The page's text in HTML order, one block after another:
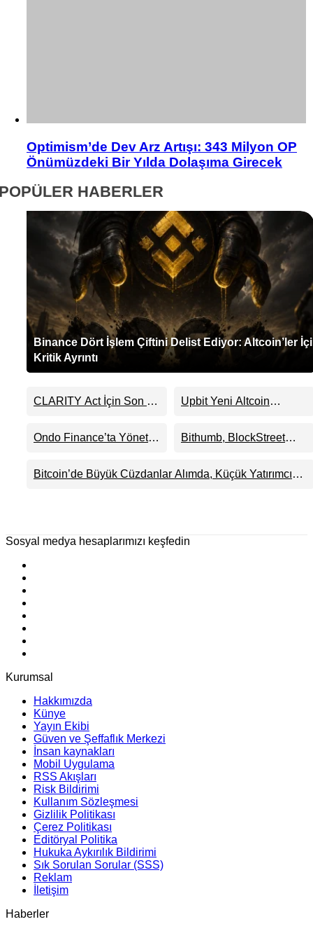
Optimism’de Dev Arz Artışı: 343 Milyon OP
Önümüzdeki Bir Yılda Dolaşıma Girecek
HABERLER
Binance Dört İşlem Çiftini Delist Ediyor: Altcoin’ler
Kritik Ayrıntı
CLARITY Act İçin Son 24
Kripto Para Piyasasının
Upbit Yeni Altcoin
KRW, BTC ve USDT
Ondo Finance’ta Yönetim
Milyarlarca Dolarlık
Tokenizasyon Devinin
Bithumb, BlockStreet
Çifti Desteği Duyurdu
Bitcoin’de Büyük Cüzdanlar Alımda, Küçük Yatırımcı
Sosyal medya hesaplarımızı keşfedin
Kurumsal
Hakkımızda
Künye
Yayın Ekibi
Güven ve Şeffaflık Merkezi
İnsan kaynakları
Mobil Uygulama
RSS Akışları
Risk Bildirimi
Kullanım Sözleşmesi
Gizlilik Politikası
Çerez Politikası
Editöryal Politika
Hukuka Aykırılık Bildirimi
Sık Sorulan Sorular (SSS)
Reklam
İletişim
Haberler